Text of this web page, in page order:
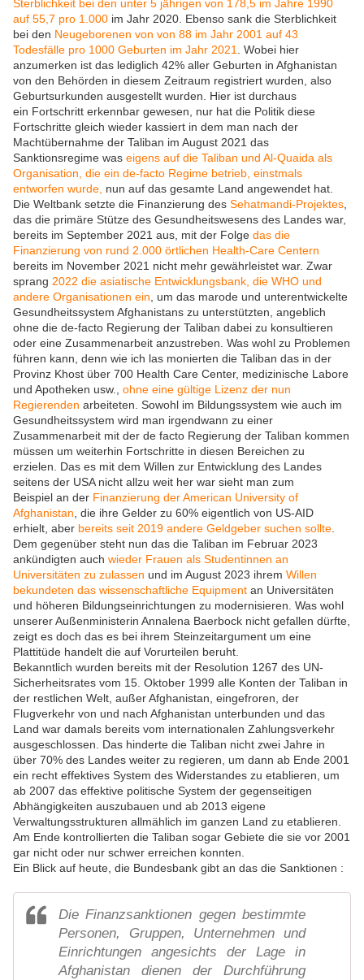
Sterblichkeit bei den unter 5 jährigen von 178,5 im Jahre 1990
auf 55,7 pro 1.000 im Jahr 2020. Ebenso sank die Sterblichkeit
bei den Neugeborenen von von 88 im Jahr 2001 auf 43
Todesfälle pro 1000 Geburten im Jahr 2021
. Wobei hier
anzumerken ist das lediglich 42% aller Geburten in Afghanistan
von den Behörden in diesem Zeitraum registriert wurden, also
Geburtsurkunden ausgestellt wurden. Hier ist durchaus
ein Fortschritt erkennbar gewesen, nur hat die Politik diese
Fortschritte gleich wieder kassiert in dem man nach der
Machtübernahme der Taliban im August 2021 das
Sanktionsregime was eigens auf die Taliban und Al-Quaida als
Organisation, die ein de-facto Regime betrieb, einstmals
entworfen wurde, nun auf das gesamte Land angewendet hat.
Die Weltbank setzte die Finanzierung des Sehatmandi-Projektes
das die primäre Stütze des Gesundheitswesens des Landes war,
bereits im September 2021 aus, mit der Folge das die
Finanzierung von rund 2.000 örtlichen Health-Care Centern
bereits im November 2021 nicht mehr gewährleistet war. Zwar
sprang 2022 die asiatische Entwicklungsbank, die WHO und
andere Organisationen ein , um das marode und unterentwickelte
Gesundheitssystem Afghanistans zu unterstützten, angeblich
ohne die de-facto Regierung der Taliban dabei zu konsultieren
oder eine Zusammenarbeit anzustreben. Was wohl zu Problemen
führen kann, denn wie ich las monierten die Taliban das in der
Provinz Khost über 700 Health Care Center, medizinische Labore
und Apotheken usw., ohne eine gültige Lizenz der nun
Regierenden arbeiteten. Sowohl im Bildungssystem wie auch im
Gesundheitssystem wird man irgendwann zu einer
Zusammenarbeit mit der de facto Regierung der Taliban kommen
müssen um weiterhin Fortschritte in diesen Bereichen zu
erzielen. Das es mit dem Willen zur Entwicklung des Landes
seitens der USA nicht allzu weit her war sieht man zum
Beispiel an der Finanzierung der American University of
Afghanistan , die ihre Gelder zu 60% eigentlich von US-AID
erhielt, aber bereits seit 2019 andere Geldgeber suchen sollte
Dem gegenüber steht nun das die Taliban im Februar 2023
ankündigten auch wieder Frauen als Studentinnen an
Universitäten zu zulassen und im August 2023 ihrem Willen
bekundeten das wissenschaftliche Equipment an Universitäten
und höheren Bildungseinrichtungen zu modernisieren. Was wohl
unserer Außenministerin Annalena Baerbock nicht gefallen dürfte,
zeigt es doch das es bei ihrem Steinzeitargument um eine
Plattitüde handelt die auf Vorurteilen beruht.
Bekanntlich wurden bereits mit der Resolution 1267 des UN-
Sicherheitsrates vom 15. Oktober 1999 alle Konten der Taliban in
der restlichen Welt, außer Afghanistan, eingefroren, der
Flugverkehr von und nach Afghanistan unterbunden und das
Land war damals bereits vom internationalen Zahlungsverkehr
ausgeschlossen. Das hinderte die Taliban nicht zwei Jahre in
über 70% des Landes weiter zu regieren, um dann ab Ende 2001
ein recht effektives System des Widerstandes zu etablieren, um
ab 2007 das effektive politische System der gegenseitigen
Abhängigkeiten auszubauen und ab 2013 eigene
Verwaltungsstrukturen allmählich im ganzen Land zu etablieren.
Am Ende kontrollierten die Taliban sogar Gebiete die sie vor 2001
gar nicht oder nur schwer erreichen konnten.
Ein Blick auf heute, die Bundesbank gibt an das die Sanktionen :
Die Finanzsanktionen gegen bestimmte
Personen, Gruppen, Unternehmen und
Einrichtungen angesichts der Lage in
Afghanistan dienen der Durchführung